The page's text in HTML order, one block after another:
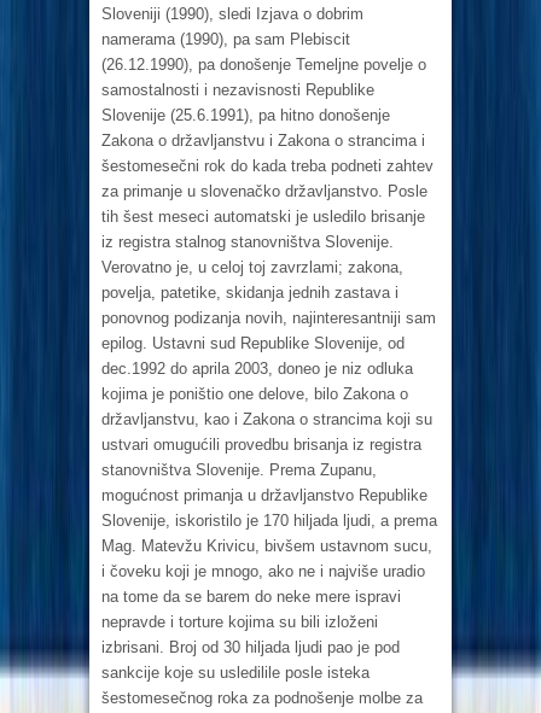
Sloveniji (1990), sledi Izjava o dobrim
namerama (1990), pa sam Plebiscit
(26.12.1990), pa donošenje Temeljne povelje o
samostalnosti i nezavisnosti Republike
Slovenije (25.6.1991), pa hitno donošenje
Zakona o državljanstvu i Zakona o strancima i
šestomesečni rok do kada treba podneti zahtev
za primanje u slovenačko državljanstvo. Posle
tih šest meseci automatski je usledilo brisanje
iz registra stalnog stanovništva Slovenije.
Verovatno je, u celoj toj zavrzlami; zakona,
povelja, patetike, skidanja jednih zastava i
ponovnog podizanja novih, najinteresantniji sam
epilog. Ustavni sud Republike Slovenije, od
dec.1992 do aprila 2003, doneo je niz odluka
kojima je poništio one delove, bilo Zakona o
državljanstvu, kao i Zakona o strancima koji su
ustvari omugućili provedbu brisanja iz registra
stanovništva Slovenije. Prema Zupanu,
mogućnost primanja u državljanstvo Republike
Slovenije, iskoristilo je 170 hiljada ljudi, a prema
Mag. Matevžu Krivicu, bivšem ustavnom sucu,
i čoveku koji je mnogo, ako ne i najviše uradio
na tome da se barem do neke mere ispravi
nepravde i torture kojima su bili izloženi
izbrisani. Broj od 30 hiljada ljudi pao je pod
sankcije koje su usledilile posle isteka
šestomesečnog roka za podnošenje molbe za